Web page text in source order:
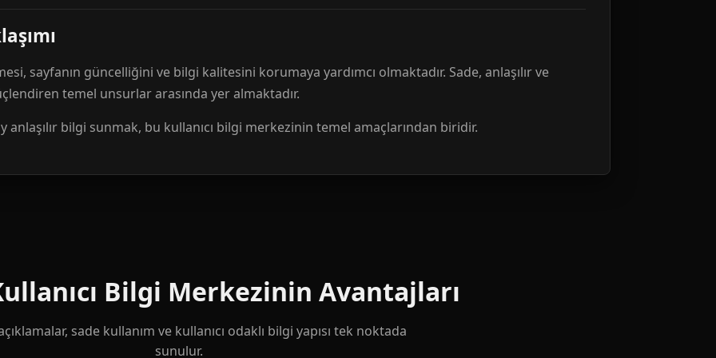
sayfanın güncelliğini ve bilgi kalitesini korumaya yardımcı olmaktadır. Sade, anlaşılır ve
temel unsurlar arasında yer almaktadır.
bilgi sunmak, bu kullanıcı bilgi merkezinin temel amaçlarından biridir.
Bilgi Merkezinin Avantajları
sade kullanım ve kullanıcı odaklı bilgi yapısı tek noktada
sunulur.